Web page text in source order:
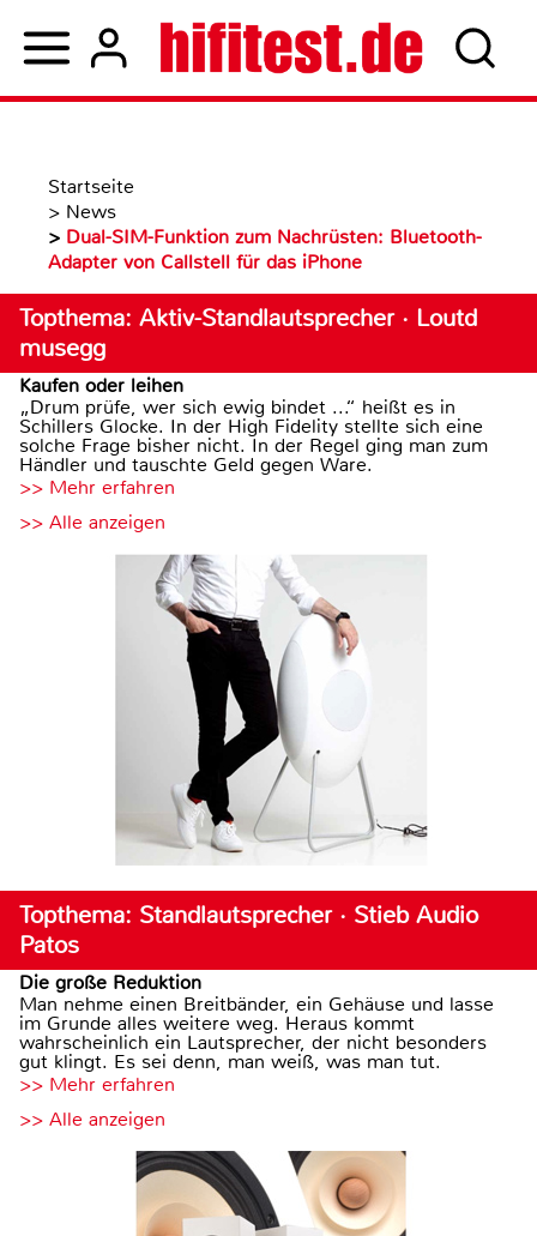
Startseite
> News
> Dual-SIM-Funktion zum Nachrüsten: Bluetooth-
Adapter von Callstell für das iPhone
Topthema: Aktiv-Standlautsprecher · Loutd
musegg
Kaufen oder leihen
„Drum prüfe, wer sich ewig bindet ...“ heißt es in
Schillers Glocke. In der High Fidelity stellte sich eine
solche Frage bisher nicht. In der Regel ging man zum
Händler und tauschte Geld gegen Ware.
>> Mehr erfahren
>> Alle anzeigen
Topthema: Standlautsprecher · Stieb Audio
Patos
Die große Reduktion
Man nehme einen Breitbänder, ein Gehäuse und lasse
im Grunde alles weitere weg. Heraus kommt
wahrscheinlich ein Lautsprecher, der nicht besonders
gut klingt. Es sei denn, man weiß, was man tut.
>> Mehr erfahren
>> Alle anzeigen